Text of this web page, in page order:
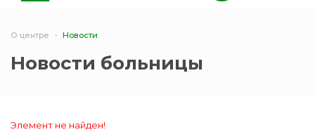
О центре Новости
Новости больницы
Элемент не найден!